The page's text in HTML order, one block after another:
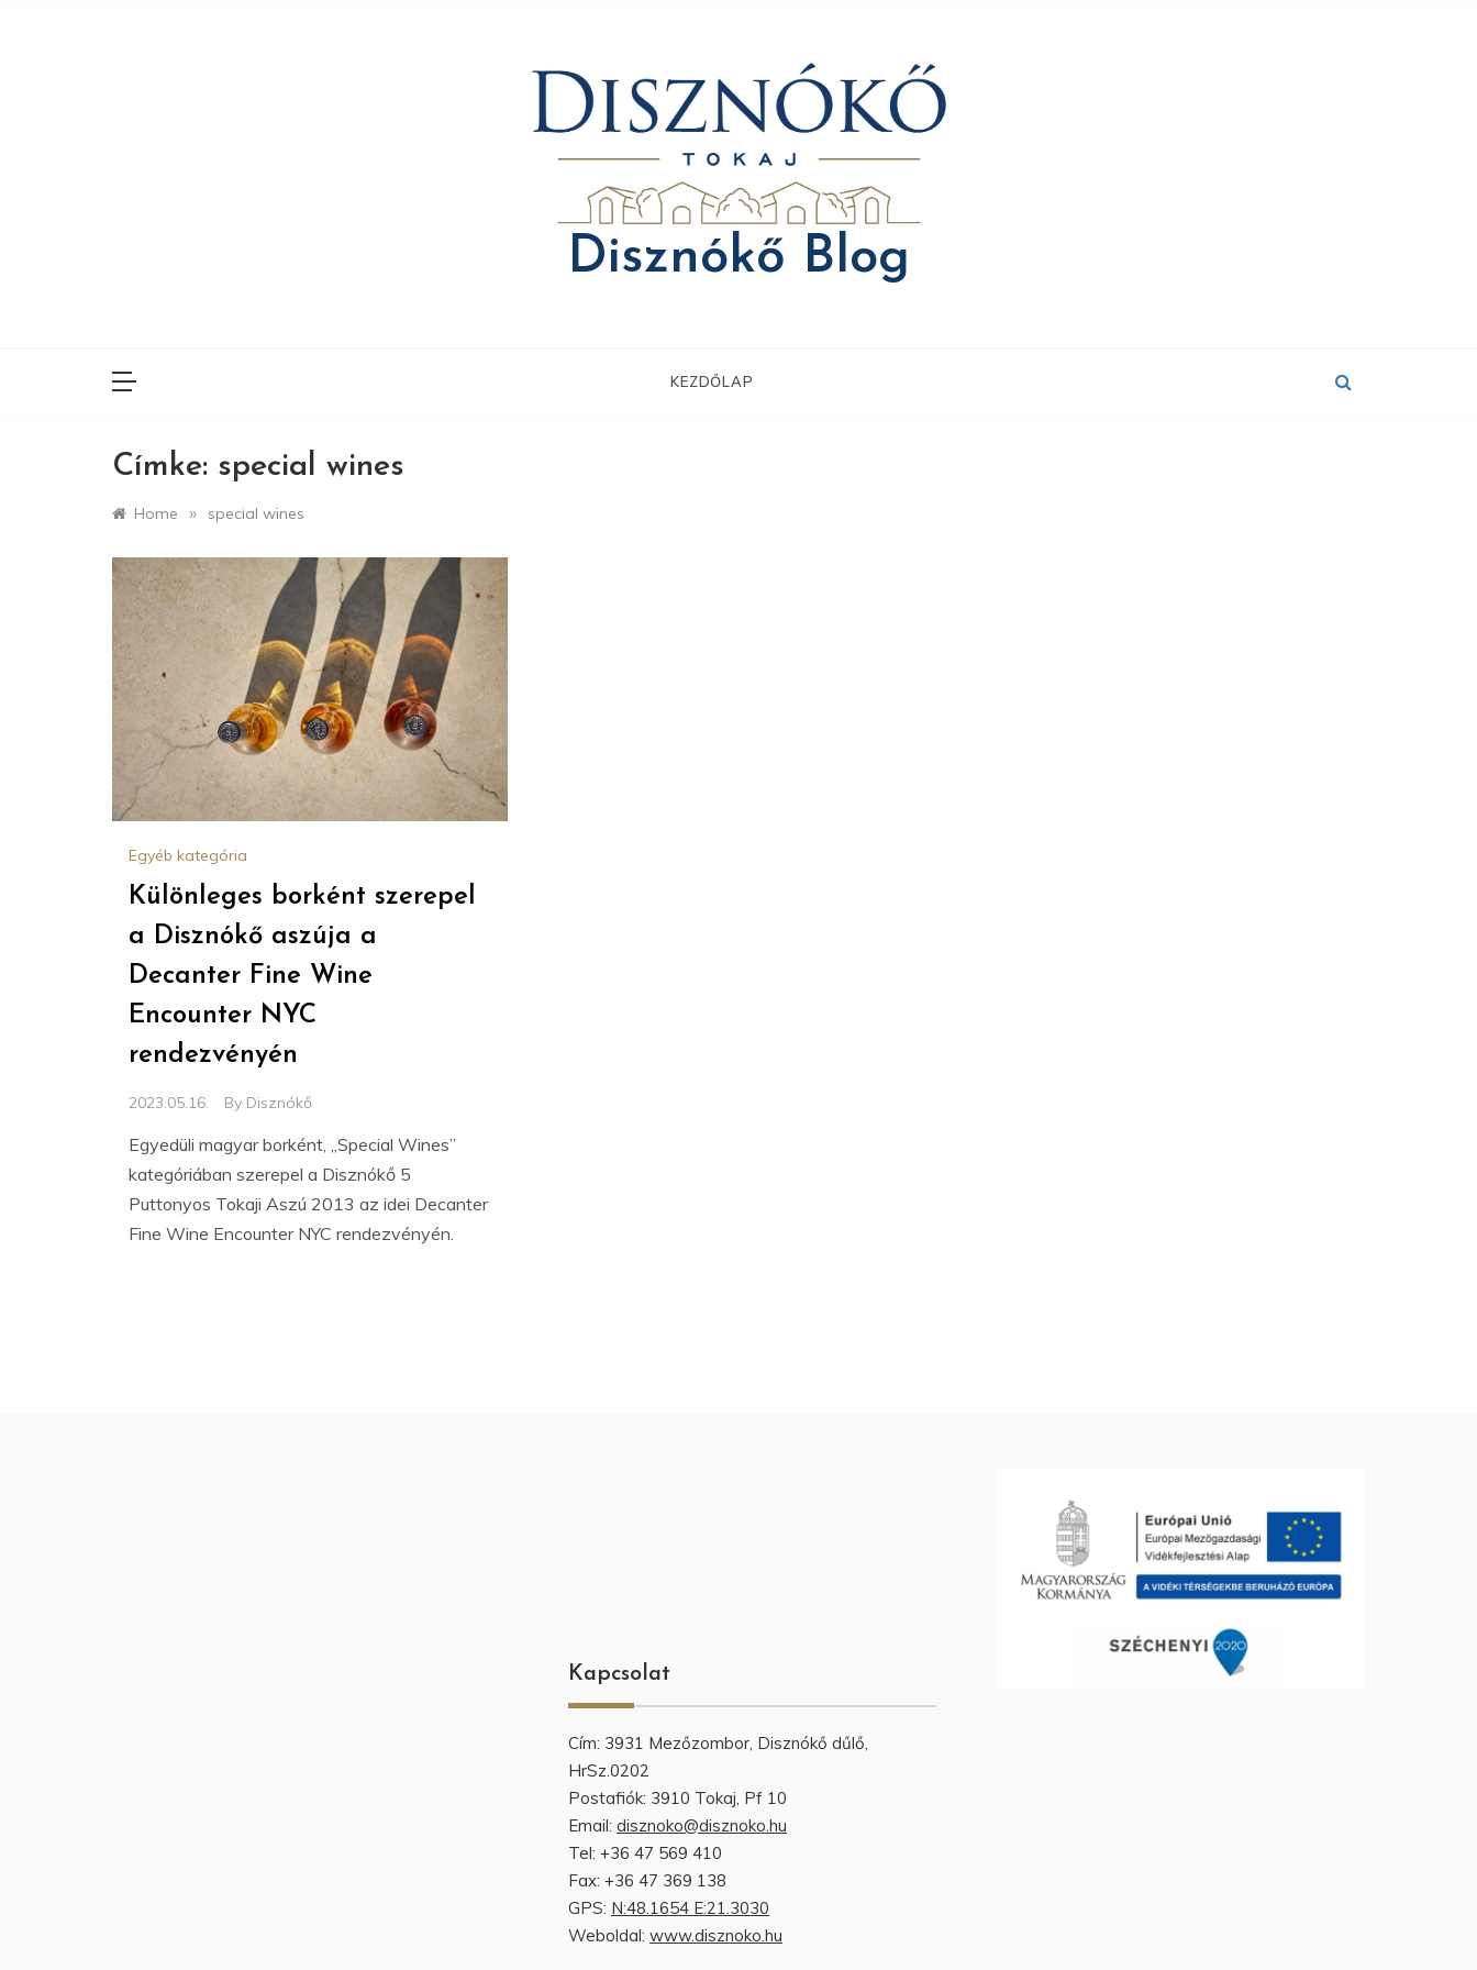
Disznókő Blog
KEZDŐLAP
Címke: special wines
Home » special wines
Egyéb kategória
Különleges borként szerepel
a Disznókő aszúja a
Decanter Fine Wine
Encounter NYC
rendezvényén
2023.05.16. By Disznókő
Egyedüli magyar borként, „Special Wines”
kategóriában szerepel a Disznókő 5
Puttonyos Tokaji Aszú 2013 az idei Decanter
Fine Wine Encounter NYC rendezvényén.
Kapcsolat
Cím: 3931 Mezőzombor, Disznókő dűlő,
HrSz.0202
Postafiók: 3910 Tokaj, Pf 10
Email: disznoko@disznoko.hu
Tel: +36 47 569 410
Fax: +36 47 369 138
GPS: N:48.1654 E:21.3030
Weboldal: www.disznoko.hu